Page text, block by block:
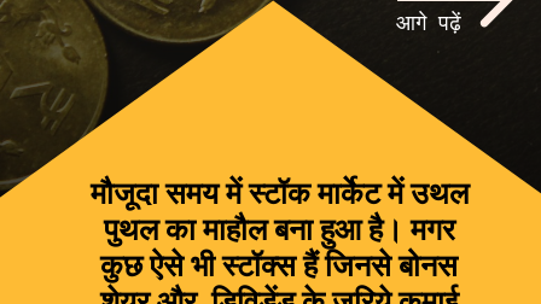
मौजूदा समय में स्टॉक मार्केट में उथल
पुथल का माहौल बना हुआ है। मगर
कुछ ऐसे भी स्टॉक्स हैं जिनसे बोनस
आगे पढ़ें